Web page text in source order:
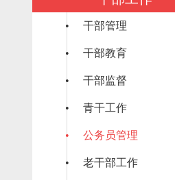
• 干部管理
• 干部教育
• 干部监督
• 青干工作
• 公务员管理
• 老干部工作